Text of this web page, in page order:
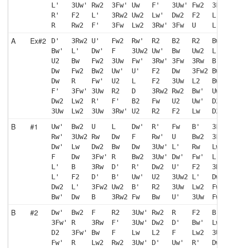
L'   3Uw' Rw2  3Fw' Uw   F'   3Uw' Fw2
R'   F2   L'   3Rw2 Uw2  Lw'  Dw2  F2   L'
R    Rw2  F'   3Fw  Lw2  3Rw' 3Fw  U
A Ex#2
D'   3Rw2 U'   Fw2  Rw'  R2   B2   R2
Bw'  L'   Dw'  F    3Uw2 Uw'  Bw   Uw2
U2   Bw   Fw2  3Uw  Fw'  3Rw' 3Fw  3Rw
Dw   Fw2  Bw2  Uw'  U'   F2   Dw   3Fw2
Dw   R    Fw'  U2   L    F2   3Uw  L2
F'   3Fw' 3Uw  R2   D    3Rw2 Rw2  Bw'  Uw'
Dw2  Lw2  R'   F'   B2   Fw   U2   Uw'  D2
3Uw  Lw2  3Uw  3Rw' U2   R2   F2   Lw
B #1
Uw'  Bw2  U    L    Dw'  R'   Fw   B'
Rw'  3Uw2 Rw   Dw   F    Rw'  U    Bw2
Dw'  Lw   Dw2  Bw   Dw   3Uw' L'   Rw
F    Dw   3Fw' R    Bw2  3Uw' Dw'  Fw'
L'   B    3Rw  D'   R'   Dw2  U'   F2
L'   F2   D'   B'   Uw'  U2   3Uw2 L'
Dw2  L'   3Fw2 Uw2  B'   R2   3Uw  Lw2
Bw'  Dw   B    3Rw2 Fw   Bw   U'   3Uw
B #2
Dw'  Bw2  F    R2   3Uw' Rw2  R    F2   B'
3Fw' R    3Rw  F'   3Uw' Dw2  D'   Bw'
D2   3Fw' Bw   F    Lw   L2   F    Lw2
Fw'  R    Lw2  Rw2  3Uw' D'   Uw'  R'